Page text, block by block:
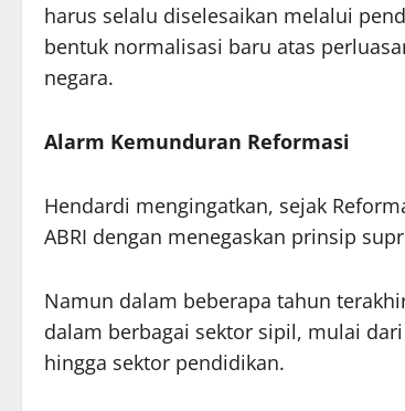
harus selalu diselesaikan melalui
bentuk normalisasi baru atas
negara.
Alarm Kemunduran Reformasi
Hendardi mengingatkan, sejak
ABRI dengan menegaskan prinsip
Namun dalam beberapa tahun
dalam berbagai sektor sipil, mulai
hingga sektor pendidikan.